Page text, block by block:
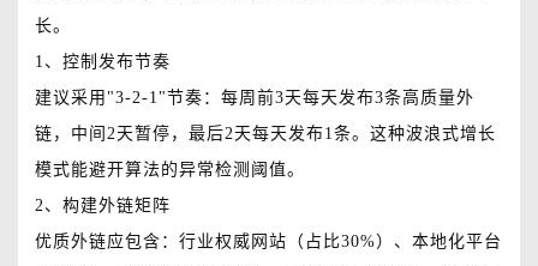
长。
1、控制发布节奏
建议采用"3-2-1"节奏：每周前3天每天发布3条高质量外
链，中间2天暂停，最后2天每天发布1条。这种波浪式增长
模式能避开算法的异常检测阈值。
2、构建外链矩阵
优质外链应包含：行业权威网站（占比30%）、本地化平台